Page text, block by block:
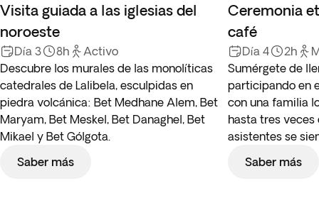
Visita guiada a las iglesias del
noroeste
Día 3 8h
Activo
Descubre los murales de las monolíticas
catedrales de Lalibela, esculpidas en
piedra volcánica: Bet Medhane Alem, Bet
Maryam, Bet Meskel, Bet Danaghel, Bet
Mikael y Bet Gólgota.
Saber más
Ceremonia
café
Día 4 2h
Sumérgete de
participando en
con una familia
hasta tres veces
asistentes se
Saber más